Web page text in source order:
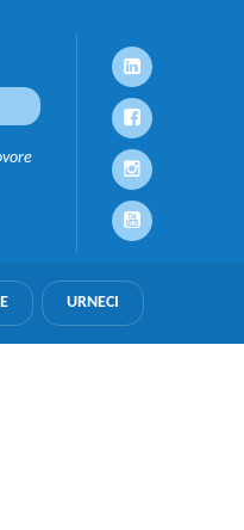
URNECI